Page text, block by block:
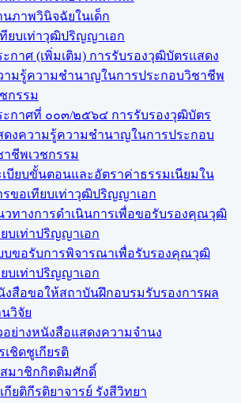
นภาพวินิจฉัยในเด็ก
ยบเท่า​วุฒิปริญญา​เอก
ะกาศ (เพิ่มเติม) การรับรองวุฒิบัตรแสดง
ามรู้ความชำนาญในการประกอบวิชาชีพ
ชกรรม
ะกาศที่ ๐๐๓/๒๕๖๔ การรับรองวุฒิบัตร
ดงความรู้ความชำนาญในการประกอบ
าชีพเวชกรรม
เบียบขั้นตอนและอัตราค่าธรรมเนียมใน
รขอเทียบเท่าวุฒิปริญญาเอก
วทางการดำเนินการเพื่อขอรับรองคุณวุฒิ
ยบเท่าปริญญาเอก
บขอรับการพิจารณาเพื่อรับรองคุณวุฒิ
ยบเท่าปริญญาเอก
งสือขอให้สถาบันฝึกอบรมรับรองการผล
นวิจัย
อย่างหนังสือแสดงความจำนง
เชิดชูเกียรติ
สมาชิกกิตติมศักดิ์
กียติกีรติยาจารย์ รังสีวิทยา